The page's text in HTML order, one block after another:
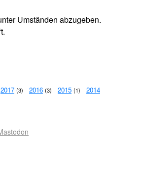
Umständen abzugeben.
2017 (3) 2016 (3) 2015 (1) 2014